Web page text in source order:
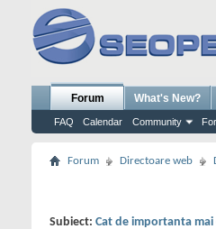
Forum
FAQ Calendar Community
What's New?
Forum Directoare web
Subiect: Cat de importanta mai